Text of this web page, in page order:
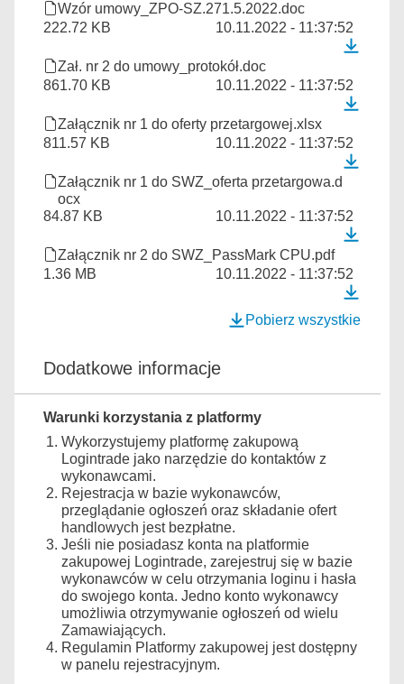
Wzór umowy_ZPO-SZ.271.5.2022.doc
222.72 KB
10.11.2022 - 11:37:52
Zał. nr 2 do umowy_protokół.doc
861.70 KB
10.11.2022 - 11:37:52
Załącznik nr 1 do oferty przetargowej.xlsx
811.57 KB
10.11.2022 - 11:37:52
Załącznik nr 1 do SWZ_oferta przetargowa.d
ocx
84.87 KB
10.11.2022 - 11:37:52
Załącznik nr 2 do SWZ_PassMark CPU.pdf
1.36 MB
10.11.2022 - 11:37:52
Pobierz wszystkie
Dodatkowe informacje
Warunki korzystania z platformy
Wykorzystujemy platformę zakupową
Logintrade jako narzędzie do kontaktów z
wykonawcami.
Rejestracja w bazie wykonawców,
przeglądanie ogłoszeń oraz składanie ofert
handlowych jest bezpłatne.
Jeśli nie posiadasz konta na platformie
zakupowej Logintrade, zarejestruj się w bazie
wykonawców w celu otrzymania loginu i hasła
do swojego konta. Jedno konto wykonawcy
umożliwia otrzymywanie ogłoszeń od wielu
Zamawiających.
Regulamin Platformy zakupowej jest dostępny
w panelu rejestracyjnym.